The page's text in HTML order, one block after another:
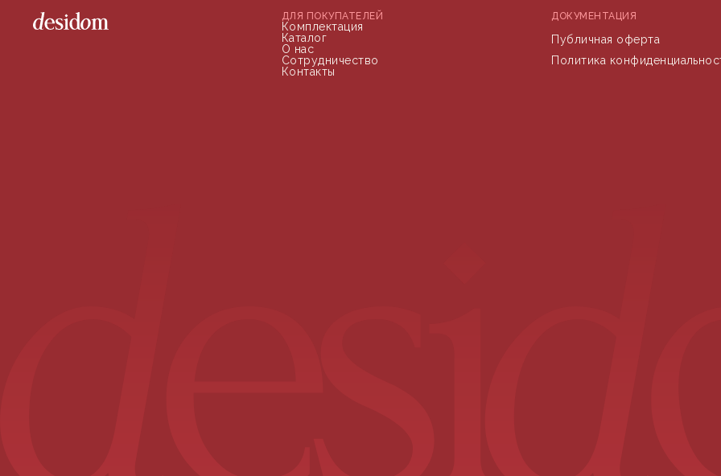
ДОКУМЕНТАЦИЯ
Публичная оферта
Политика
ДЛЯ ПОКУПАТЕЛЕЙ
Комплектация
Каталог
О нас
Сотрудничество
Контакты